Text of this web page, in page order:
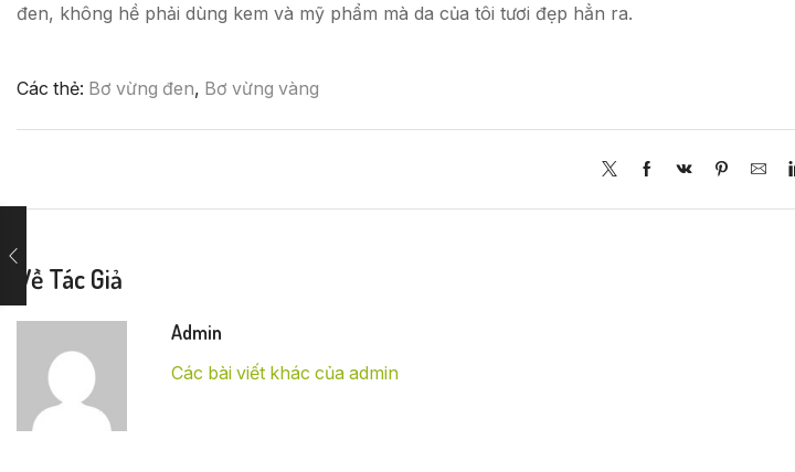
đen, không hề phải dùng kem và mỹ phẩm mà da của tôi tươi đẹp hẳn ra.
Các thẻ: Bơ vừng đen, Bơ vừng vàng
Về Tác Giả
Admin
Các bài viết khác của admin